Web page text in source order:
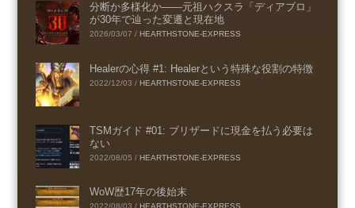
分断か多様化か――元祖ハクスラ「ディアブロ」
が30年で辿った変遷と現在地
2026/03/07 / HEARTHSTONE-EXPRESS
Healerの心得 #1: Healerという特殊な役割の特徴
2022/12/03 / HEARTHSTONE-EXPRESS
TSMガイド #01: ブリザードに現金を払う必要は
ない
2022/08/05 / HEARTHSTONE-EXPRESS
WoW歴17年の後始末